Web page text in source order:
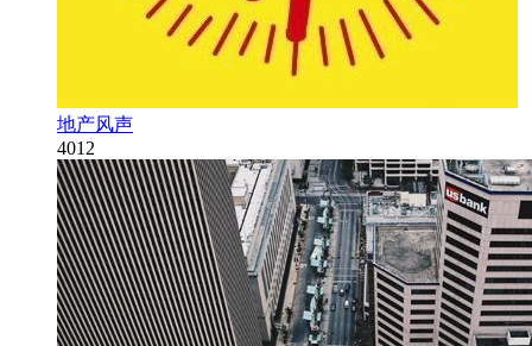
地产风声
4012